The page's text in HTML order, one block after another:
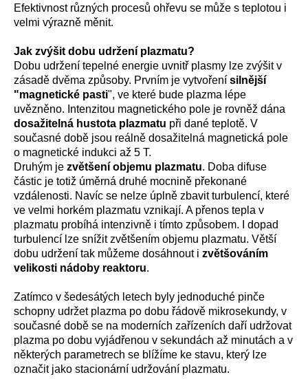
Efektivnost různých procesů ohřevu se může s teplotou i
velmi výrazně měnit.
Jak zvýšit dobu udržení plazmatu?
Dobu udržení tepelné energie uvnitř plasmy lze zvýšit v
zásadě dvěma způsoby. Prvním je vytvoření silnější
"magnetické pasti", ve které bude plazma lépe
uvězněno. Intenzitou magnetického pole je rovněž dána
dosažitelná hustota plazmatu při dané teplotě. V
současné době jsou reálně dosažitelná magnetická pole
o magnetické indukci až 5 T.
Druhým je zvětšení objemu plazmatu. Doba difuse
částic je totiž úměrná druhé mocnině překonané
vzdálenosti. Navíc se nelze úplně zbavit turbulencí, které
ve velmi horkém plazmatu vznikají. A přenos tepla v
plazmatu probíhá intenzivně i tímto způsobem. I dopad
turbulencí lze snížit zvětšením objemu plazmatu. Větší
dobu udržení tak můžeme dosáhnout i zvětšováním
velikosti nádoby reaktoru.
Zatímco v šedesátých letech byly jednoduché pinče
schopny udržet plazma po dobu řádově mikrosekundy, v
současné době se na moderních zařízeních daří udržovat
plazma po dobu vyjádřenou v sekundách až minutách a v
některých parametrech se blížíme ke stavu, který lze
označit jako stacionární udržování plazmatu.